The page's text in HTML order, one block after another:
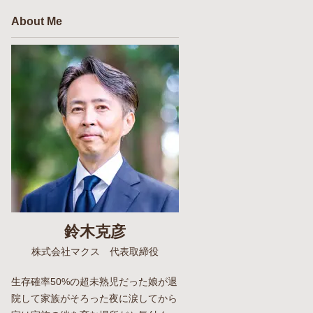
About Me
鈴木克彦
株式会社マクス 代表取締役
生存確率50%の超未熟児だった娘が退
院して家族がそろった夜に涙してから